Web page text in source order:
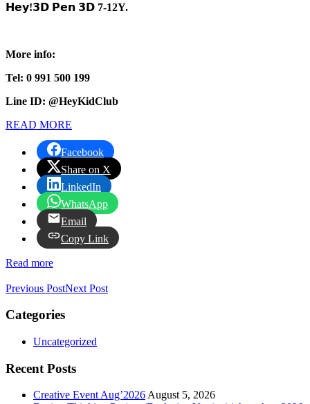
𝗛𝗲𝘆!𝟯𝗗 𝗣𝗲𝗻 𝟯𝗗 7-12Y.
More info:
Tel: 0 991 500 199
Line ID: @HeyKidClub
READ MORE
Facebook
Share on X
LinkedIn
WhatsApp
Email
Copy Link
Read more
Previous PostNext Post
Categories
Uncategorized
Recent Posts
Creative Event Aug’2026August 5, 2026